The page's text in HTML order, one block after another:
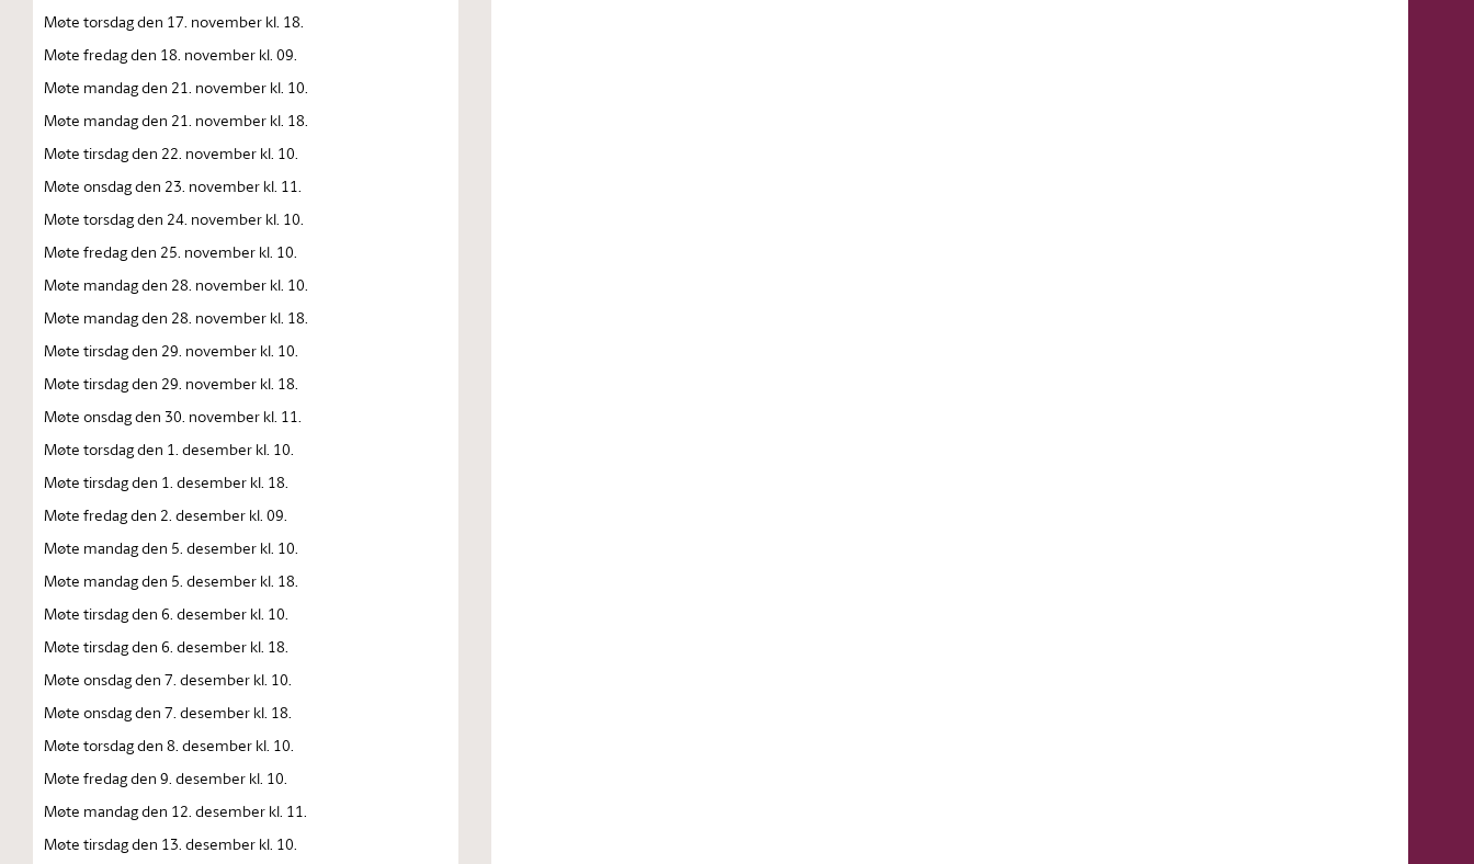
Møte torsdag den 17. november kl. 18.
Møte fredag den 18. november kl. 09.
Møte mandag den 21. november kl. 10.
Møte mandag den 21. november kl. 18.
Møte tirsdag den 22. november kl. 10.
Møte onsdag den 23. november kl. 11.
Møte torsdag den 24. november kl. 10.
Møte fredag den 25. november kl. 10.
Møte mandag den 28. november kl. 10.
Møte mandag den 28. november kl. 18.
Møte tirsdag den 29. november kl. 10.
Møte tirsdag den 29. november kl. 18.
Møte onsdag den 30. november kl. 11.
Møte torsdag den 1. desember kl. 10.
Møte tirsdag den 1. desember kl. 18.
Møte fredag den 2. desember kl. 09.
Møte mandag den 5. desember kl. 10.
Møte mandag den 5. desember kl. 18.
Møte tirsdag den 6. desember kl. 10.
Møte tirsdag den 6. desember kl. 18.
Møte onsdag den 7. desember kl. 10.
Møte onsdag den 7. desember kl. 18.
Møte torsdag den 8. desember kl. 10.
Møte fredag den 9. desember kl. 10.
Møte mandag den 12. desember kl. 11.
Møte tirsdag den 13. desember kl. 10.